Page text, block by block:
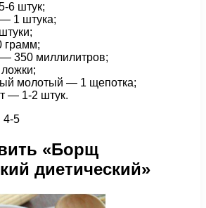
6 штук;
1 штука;
грамм;
350 миллилитров;
молотый — 1 щепотка;
— 1-2 штук.
4-5
«Борщ
диетический»